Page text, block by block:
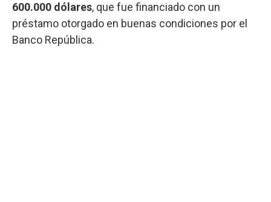
600.000 dólares, que fue financiado con un
préstamo otorgado en buenas condiciones por el
Banco República.